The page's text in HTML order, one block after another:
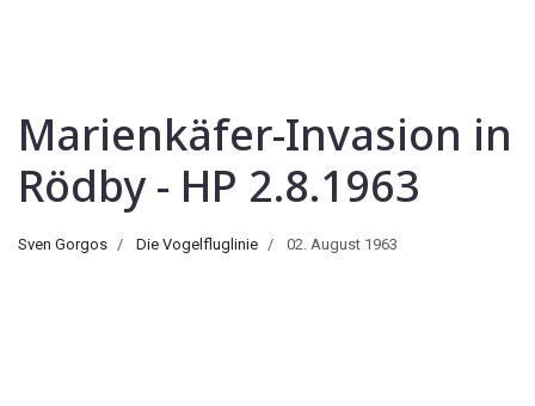
Marienkäfer-Invasion in
Rödby - HP 2.8.1963
Sven Gorgos Die Vogelfluglinie 02. August 1963